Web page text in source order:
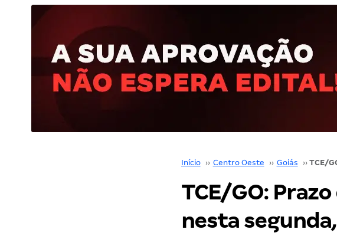
Início ›› Centro Oeste ›› Goiás ››
TCE/GO:
nesta